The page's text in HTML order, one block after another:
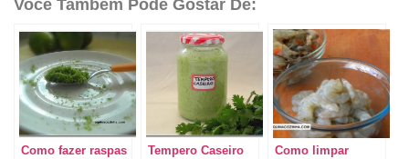
Você Também Pode Gostar De:
Como fazer raspas
Tempero Caseiro
Como limpar